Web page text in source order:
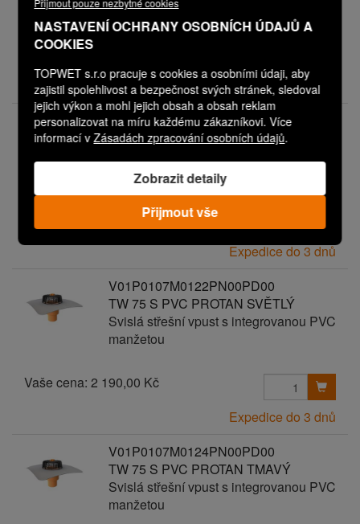
NASTAVENÍ OCHRANY OSOBNÍCH ÚDAJŮ A
COOKIES
TOPWET s.r.o pracuje s cookies a osobními údaji, aby
zajistil spolehlivost a bezpečnost svých stránek, sledoval
jejich výkon a mohl jejich obsah a obsah reklam
personalizovat na míru každému zákazníkovi. Více
informací vZásadách zpracování osobních údajů.
Zobrazit detaily
Přijmout vše
manžetou
Vaše cena:2 190,00 Kč
Expedice do 3 dnů
V01P0107M0121PN00PD00
TW 75 S PVC MONARPLAN FM
manžetou
2 190,00 Kč
Expedice do 3 dnů
V01P0107M0122PN00PD00
TW 75 S PVC PROTAN SVĚTLÝ
Svislá střešní vpust s integrovanou PVC
manžetou
Vaše cena: 2 190,00 Kč
Expedice do 3 dnů
V01P0107M0124PN00PD00
TW 75 S PVC PROTAN TMAVÝ
Svislá střešní vpust s integrovanou PVC
manžetou